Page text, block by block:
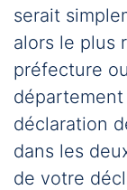
serait
alors le plus
préfecture
déclaration
dans les
de votre